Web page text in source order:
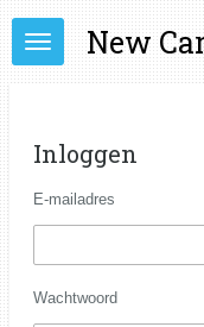
Ga
direct
naar
New
Inloggen
E-mailadres
Wachtwoord